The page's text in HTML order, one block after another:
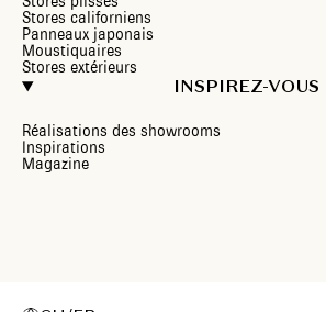
Stores californiens
Panneaux japonais
Moustiquaires
Stores extérieurs
INSPIREZ-VOUS
Réalisations des showrooms
Inspirations
Magazine